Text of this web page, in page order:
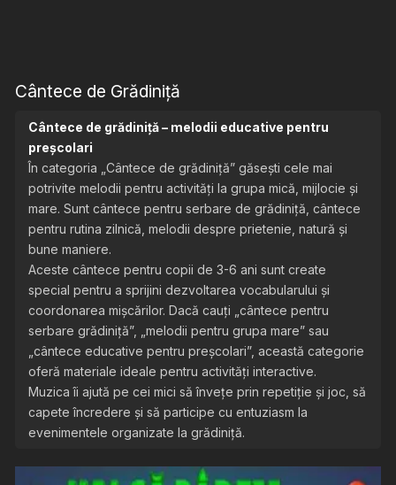
Cântece de Grădiniță
Cântece de grădiniță – melodii educative pentru
preșcolari
În categoria „Cântece de grădiniță” găsești cele mai
potrivite melodii pentru activități la grupa mică, mijlocie și
mare. Sunt cântece pentru serbare de grădiniță, cântece
pentru rutina zilnică, melodii despre prietenie, natură și
bune maniere.
Aceste cântece pentru copii de 3-6 ani sunt create
special pentru a sprijini dezvoltarea vocabularului și
coordonarea mișcărilor. Dacă cauți „cântece pentru
serbare grădiniță”, „melodii pentru grupa mare” sau
„cântece educative pentru preșcolari”, această categorie
oferă materiale ideale pentru activități interactive.
Muzica îi ajută pe cei mici să învețe prin repetiție și joc, să
capete încredere și să participe cu entuziasm la
evenimentele organizate la grădiniță.